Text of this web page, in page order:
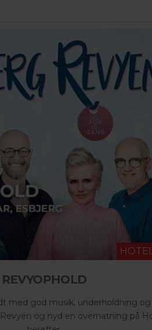
REVYOPHOLD
med god musik, underholdning og
og nyd en overnatning på